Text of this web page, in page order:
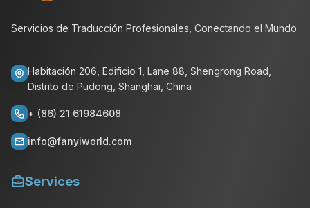
Servicios de Traducción Profesionales, Conectando el Mundo
Habitación 206, Edificio 1, Lane 88, Shengrong Road,
Distrito de Pudong, Shanghai, China
+ (86) 21 61984608
info@fanyiworld.com
Services